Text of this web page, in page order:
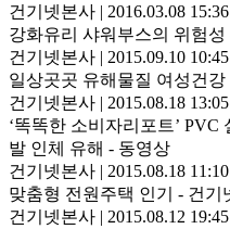
건기넷본사 | 2016.03.08 15:36
강화유리 샤워부스의 위험
건기넷본사 | 2015.09.10 10:45
일상곳곳 유해물질 여성건강
건기넷본사 | 2015.08.18 13:05
‘똑똑한 소비자리포트’ PVC
발 인체 유해 - 동영상
건기넷본사 | 2015.08.18 11:10
맞춤형 전원주택 인기 - 건기
건기넷본사 | 2015.08.12 19:45